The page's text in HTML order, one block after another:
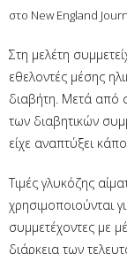
στο New England
Στη μελέτη
εθελοντές μέσης
διαβήτη. Μετά από
των διαβητικών
είχε αναπτύξει
Τιμές γλυκόζης
χρησιμοποιούνται
συμμετέχοντες με
διάρκεια των